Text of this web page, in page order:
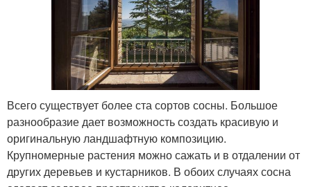
Всего существует более ста сортов сосны. Большое
разнообразие дает возможность создать красивую и
оригинальную ландшафтную композицию.
Крупномерные растения можно сажать и в отдалении от
других деревьев и кустарников. В обоих случаях сосна